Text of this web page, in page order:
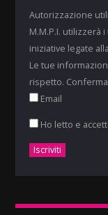
Autorizzazione
M.M.P.I.
iniziative legate
Le tue
rispetto.
Email
Ho letto e